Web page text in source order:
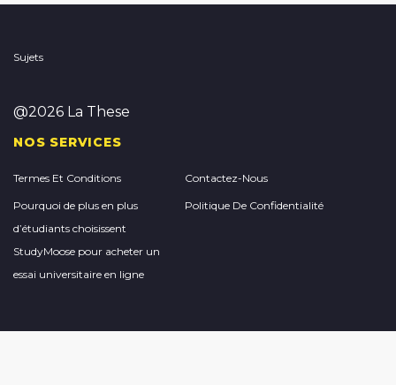
Sujets
@2026 La These
NOS SERVICES
Termes Et Conditions Contactez-Nous
Pourquoi de plus en plus
d’étudiants choisissent
StudyMoose pour acheter un
essai universitaire en ligne
Politique De Confidentialité